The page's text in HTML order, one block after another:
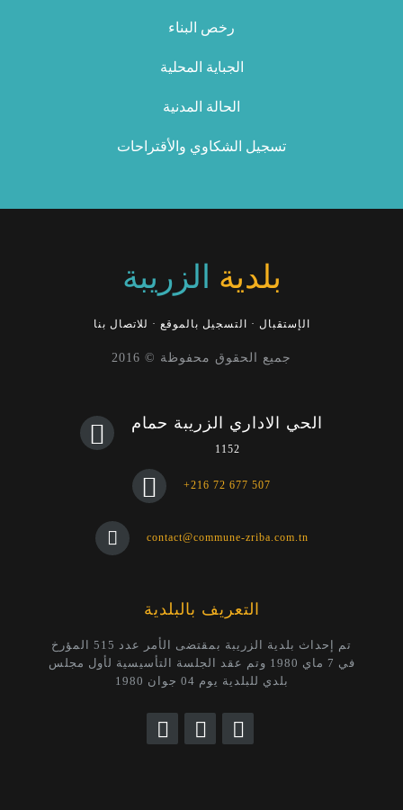
رخص البناء
الجباية المحلية
الحالة المدنية
تسجيل الشكاوي والأقتراحات
بلدية الزريبة
للاتصال بنا · التسجيل بالموقع · الإستقبال
جميع الحقوق محفوظة © 2016
الحي الاداري الزريبة حمام
1152
+216 72 677 507
contact@commune-zriba.com.tn
التعريف بالبلدية
تم إحداث بلدية الزريبة بمقتضى الأمر عدد 515 المؤرخ
في 7 ماي 1980 وتم عقد الجلسة التأسيسية لأول مجلس
بلدي للبلدية يوم 04 جوان 1980